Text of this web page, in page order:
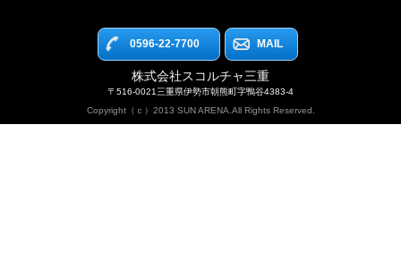
0596-22-7700 MAIL
株式会社スコルチャ三重
〒516-0021三重県伊勢市朝熊町字鴨谷4383-4
Copyright（ｃ）2013 SUN ARENA.All Rights Reserved.